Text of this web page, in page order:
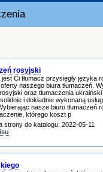
rosyjski
Ci tłumacz przysięgły języka
naszego biura tłumaczeń.
oraz tłumaczenia
i dokładnie wykonaną
nasze biuro tłumaczeń
którego koszt p
strony do katalogu: 2022-05-11